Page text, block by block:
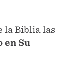
la Biblia las
en Su